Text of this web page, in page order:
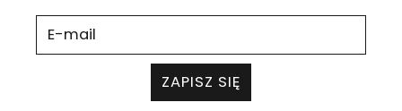
ZAPISZ SIĘ